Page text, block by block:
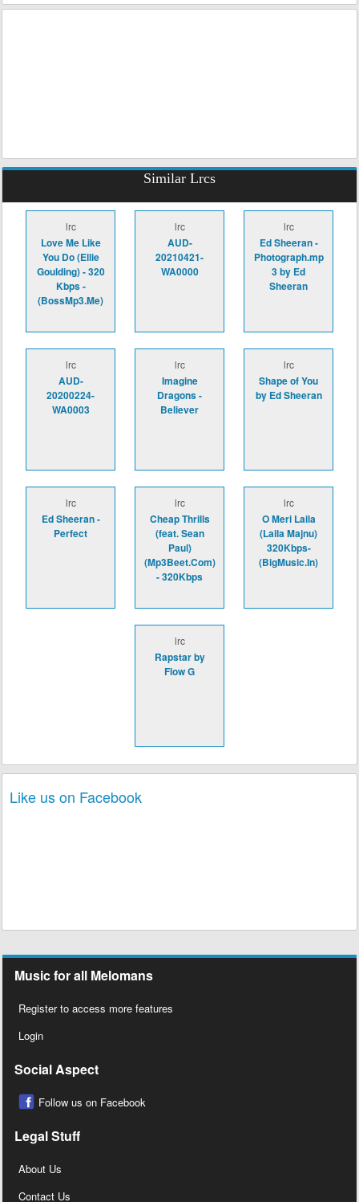
Similar Lrcs
lrc
Love Me Like
You Do (Ellie
Goulding) - 320
Kbps -
(BossMp3.Me)
lrc
AUD-
20210421-
WA0000
lrc
Ed Sheeran -
Photograph.mp
3 by Ed
Sheeran
lrc
AUD-
20200224-
WA0003
lrc
Imagine
Dragons -
Believer
lrc
Shape of You
by Ed Sheeran
lrc
Ed Sheeran -
Perfect
lrc
Cheap Thrills
(feat. Sean
Paul)
(Mp3Beet.Com)
- 320Kbps
lrc
O Meri Laila
(Laila Majnu)
320Kbps-
(BigMusic.In)
lrc
Rapstar by
Flow G
Like us on Facebook
Music for all Melomans
Register to access more features
Login
Social Aspect
Follow us on Facebook
Legal Stuff
About Us
Contact Us